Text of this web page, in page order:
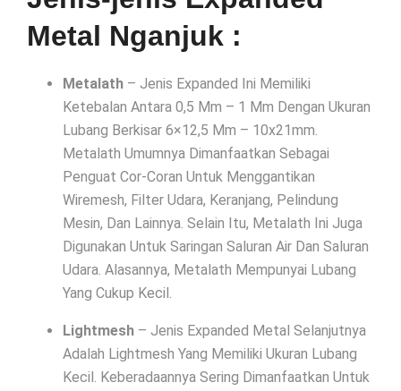
Metal Nganjuk :
Metalath – Jenis Expanded Ini Memiliki
Ketebalan Antara 0,5 Mm – 1 Mm Dengan Ukuran
Lubang Berkisar 6×12,5 Mm – 10x21mm.
Metalath Umumnya Dimanfaatkan Sebagai
Penguat Cor-Coran Untuk Menggantikan
Wiremesh, Filter Udara, Keranjang, Pelindung
Mesin, Dan Lainnya. Selain Itu, Metalath Ini Juga
Digunakan Untuk Saringan Saluran Air Dan Saluran
Udara. Alasannya, Metalath Mempunyai Lubang
Yang Cukup Kecil.
Lightmesh – Jenis Expanded Metal Selanjutnya
Adalah Lightmesh Yang Memiliki Ukuran Lubang
Kecil. Keberadaannya Sering Dimanfaatkan Untuk